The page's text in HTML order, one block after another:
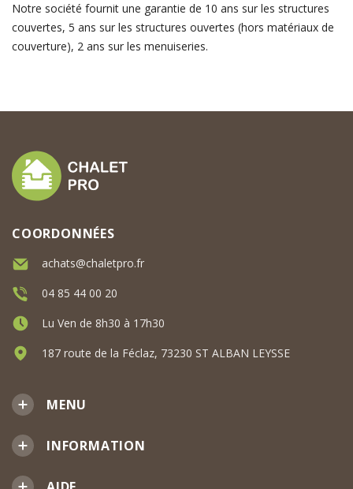
Notre société fournit une garantie de 10 ans sur les structures
couvertes, 5 ans sur les structures ouvertes (hors matériaux de
couverture), 2 ans sur les menuiseries.
MENU
INFORMATION
COORDONNÉES
achats@chaletpro.fr
04 85 44 00 20
Lu Ven de 8h30 à 17h30
187 route de la Féclaz, 73230 ST ALBAN LEYSSE